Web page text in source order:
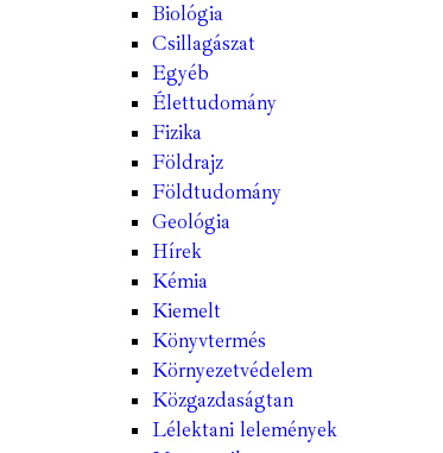
Biológia
Csillagászat
Egyéb
Élettudomány
Fizika
Földrajz
Földtudomány
Geológia
Hírek
Kémia
Kiemelt
Könyvtermés
Környezetvédelem
Közgazdaságtan
Lélektani lelemények